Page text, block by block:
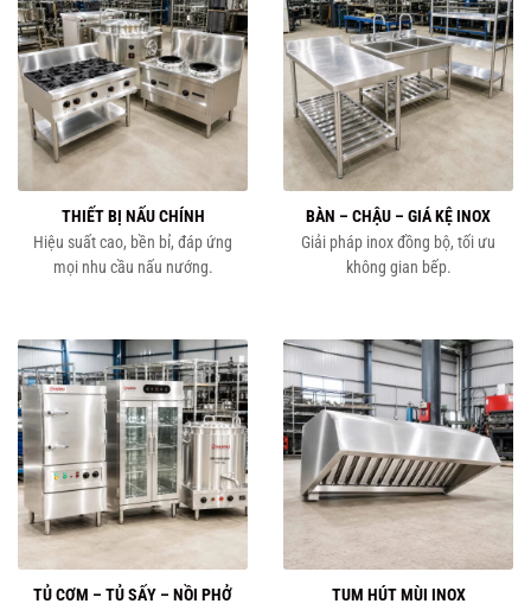
THIẾT BỊ NẤU CHÍNH
Hiệu suất cao, bền bỉ, đáp ứng
mọi nhu cầu nấu nướng.
BÀN – CHẬU – GIÁ KỆ INOX
Giải pháp inox đồng bộ, tối ưu
không gian bếp.
TỦ CƠM – TỦ SẤY – NỒI PHỞ
TUM HÚT MÙI INOX